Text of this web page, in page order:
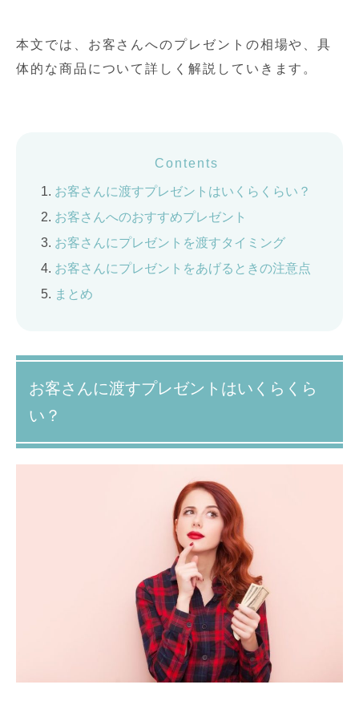
本文では、お客さんへのプレゼントの相場や、具
体的な商品について詳しく解説していきます。
Contents
お客さんに渡すプレゼントはいくらくらい？
お客さんへのおすすめプレゼント
お客さんにプレゼントを渡すタイミング
お客さんにプレゼントをあげるときの注意点
まとめ
お客さんに渡すプレゼントはいくらくら
い？